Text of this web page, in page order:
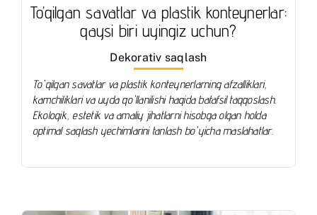
To’qilgan savatlar va plastik konteynerlar:
qaysi biri uyingiz uchun?
Dekorativ saqlash
To'qilgan savatlar va plastik konteynerlarning afzalliklari,
kamchiliklari va uyda qo'llanilishi haqida batafsil taqqoslash.
Ekologik, estetik va amaliy jihatlarni hisobga olgan holda
optimal saqlash yechimlarini tanlash bo'yicha maslahatlar.